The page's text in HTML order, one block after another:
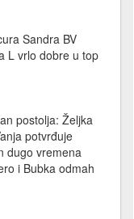
Sandra BV
L vrlo dobre u top
postolja: Željka
potvrđuje
dugo vremena
i Bubka odmah